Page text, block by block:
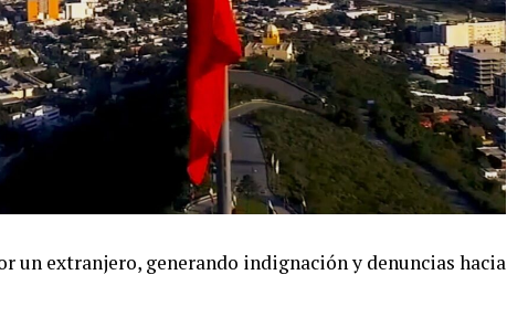
un extranjero, generando indignación y denuncias hacia